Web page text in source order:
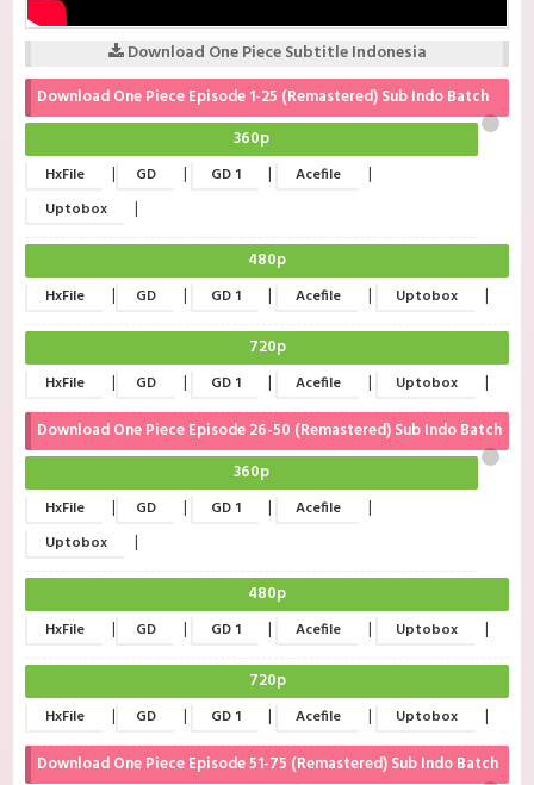
Download One Piece Subtitle Indonesia
Download One Piece Episode 1-25 (Remastered) Sub Indo Batch
360p
HxFile | GD | GD 1 | Acefile |
Uptobox |
480p
HxFile | GD | GD 1 | Acefile | Uptobox |
720p
HxFile | GD | GD 1 | Acefile | Uptobox
|
Download One Piece Episode 26-50 (Remastered) Sub Indo Batch
360p
HxFile | GD | GD 1 | Acefile |
Uptobox |
480p
HxFile | GD | GD 1 | Acefile | Uptobox |
720p
HxFile | GD | GD 1 | Acefile | Uptobox
|
Download One Piece Episode 51-75 (Remastered) Sub Indo Batch